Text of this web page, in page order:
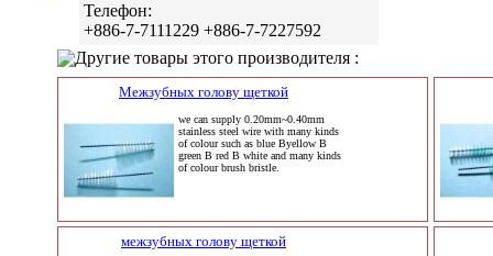
Телефон:
+886-7-7111229 +886-7-7227592
Другие товары этого производителя :
Межзубных голову щеткой
we can supply 0.20mm~0.40mm
stainless steel wire with many kinds
of colour such as blue Byellow B
green B red B white and many kinds
of colour brush bristle.
межзубных голову щеткой